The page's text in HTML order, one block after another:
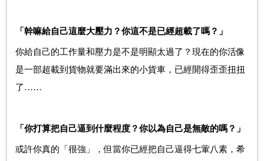
「幹嘛給自己這麼大壓力？你這不是已經超載了嗎？」
你給自己的工作量和壓力是不是明顯太過了？現在的你活像
是一部超載到貨物就要滿出來的小貨車，已經開得歪歪扭扭
了……
「你打算把自己逼到什麼程度？你以為自己是無敵的嗎？」
或許你真的「很強」，但當你已經把自己逼得七葷八素，希